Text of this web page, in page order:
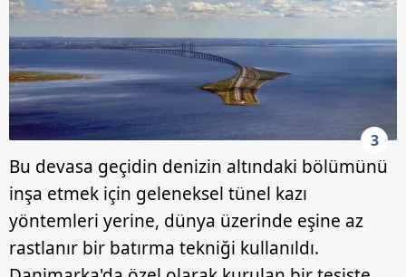
3
Bu devasa geçidin denizin altındaki bölümünü
inşa etmek için geleneksel tünel kazı
yöntemleri yerine, dünya üzerinde eşine az
rastlanır bir batırma tekniği kullanıldı.